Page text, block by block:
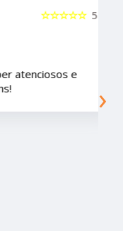
5
☆☆☆☆☆
atenciosos e
›